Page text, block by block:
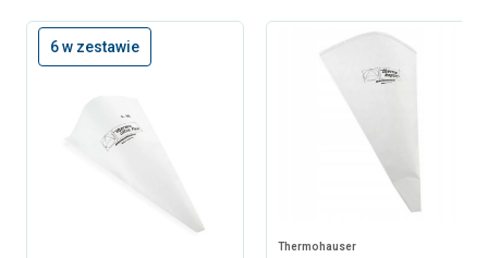
6 w zestawie
Thermohauser